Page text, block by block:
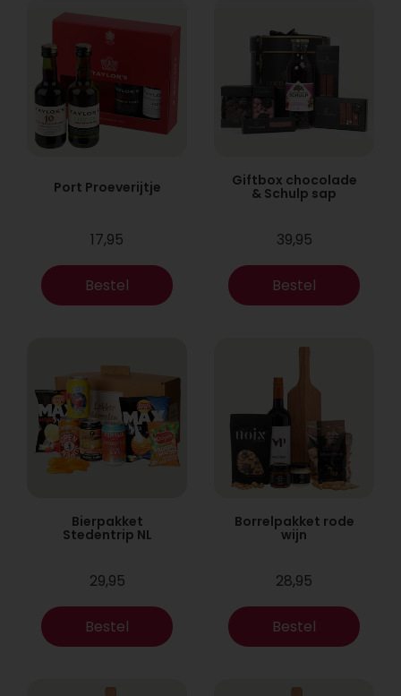
Port Proeverijtje
17,95
Bestel
Giftbox chocolade
& Schulp sap
39,95
Bestel
Bierpakket
Stedentrip NL
29,95
Bestel
Borrelpakket rode
wijn
28,95
Bestel